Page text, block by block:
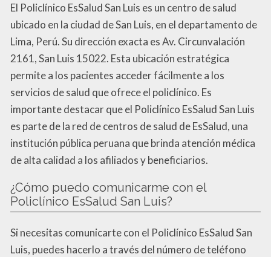
El Policlínico EsSalud San Luis es un centro de salud
ubicado en la ciudad de San Luis, en el departamento de
Lima, Perú. Su dirección exacta es Av. Circunvalación
2161, San Luis 15022. Esta ubicación estratégica
permite a los pacientes acceder fácilmente a los
servicios de salud que ofrece el policlínico. Es
importante destacar que el Policlínico EsSalud San Luis
es parte de la red de centros de salud de EsSalud, una
institución pública peruana que brinda atención médica
de alta calidad a los afiliados y beneficiarios.
¿Cómo puedo comunicarme con el
Policlínico EsSalud San Luis?
Si necesitas comunicarte con el Policlínico EsSalud San
Luis, puedes hacerlo a través del número de teléfono